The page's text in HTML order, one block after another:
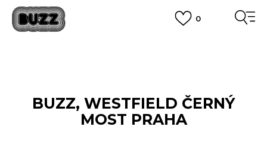
0
BUZZ, WESTFIELD ČERNÝ
MOST PRAHA